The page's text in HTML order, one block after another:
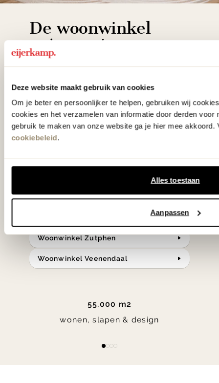
Deze website maakt gebruik van cookies
Om je beter en persoonlijker te helpen, gebruiken wij
cookies en het verzamelen van informatie door derden voor
gebruik te maken van onze website ga je hier mee akkoord.
cookiebeleid.
Alles toestaan
Aanpassen
De woonwinkel
gezien op tv!
'Weer verliefd op je huis' niet? We
hebben met liefde de mooiste woon-,
slaap- en designcollecties
samengesteld met de mooiste
in verrassende materialen en kleuren!
Bekijk onze openingstijden en
Woonwinkel Zutphen
Woonwinkel Veenendaal
55.000 m2
wonen, slapen & design